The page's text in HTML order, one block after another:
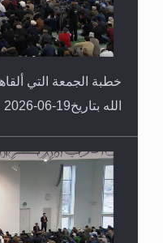
خطبة الجمعة التي
الله بتاريخ19-06-2026